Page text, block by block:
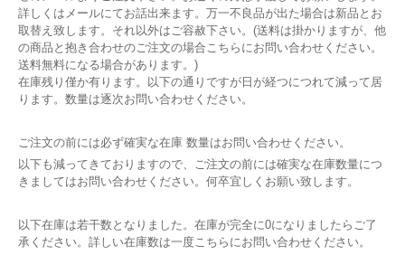
詳しくはメールにてお話出来ます。万一不良品が出た場合は新品とお
取替え致します。それ以外はご容赦下さい。(送料は掛かりますが、他
の商品と抱き合わせのご注文の場合こちらにお問い合わせください。
送料無料になる場合があります。)
在庫残り僅か有ります。以下の通りですが日が経つにつれて減って居
ります。数量は逐次お問い合わせください。
ご注文の前には必ず確実な在庫 数量はお問い合わせください。
以下も減ってきておりますので、ご注文の前には確実な在庫数量につ
きましてはお問い合わせください。何卒宜しくお願い致します。
以下在庫は若干数となりました。在庫が完全に0になりましたらご了
承ください。詳しい在庫数は一度こちらにお問い合わせください。